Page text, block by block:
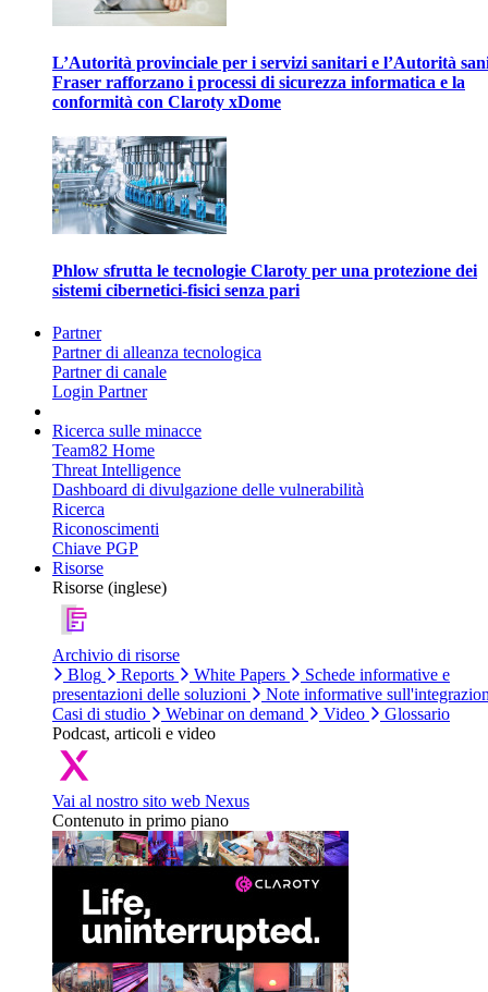
L’Autorità provinciale per i servizi sanitari e l’Autorità
Fraser rafforzano i processi di sicurezza informatica e la
conformità con Claroty xDome
Phlow sfrutta le tecnologie Claroty per una protezione dei
sistemi cibernetici-fisici senza pari
Partner
Partner di alleanza tecnologica
Partner di canale
Login Partner
Ricerca sulle minacce
Team82 Home
Threat Intelligence
Dashboard di divulgazione delle vulnerabilità
Ricerca
Riconoscimenti
Chiave PGP
Risorse
Risorse (inglese)
Archivio di risorse
Blog
Reports White Papers
Schede informative e
presentazioni delle soluzioni
Note informative
Casi di studio
Webinar on demand Video
Glossario
Podcast, articoli e video
Vai al nostro sito web Nexus
Contenuto in primo piano